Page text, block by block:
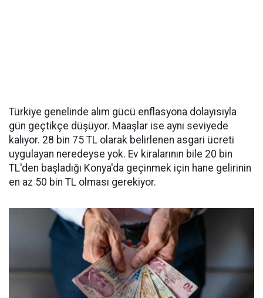
Türkiye genelinde alım gücü enflasyona dolayısıyla
gün geçtikçe düşüyor. Maaşlar ise aynı seviyede
kalıyor. 28 bin 75 TL olarak belirlenen asgari ücreti
uygulayan neredeyse yok. Ev kiralarının bile 20 bin
TL'den başladığı Konya'da geçinmek için hane gelirinin
en az 50 bin TL olması gerekiyor.